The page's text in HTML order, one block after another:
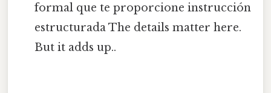
formal que te proporcione instrucción
estructurada The details matter here.
But it adds up..